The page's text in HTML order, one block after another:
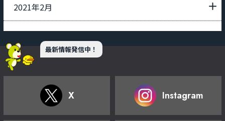
2021年2月
最新情報発信中！
X Instagram